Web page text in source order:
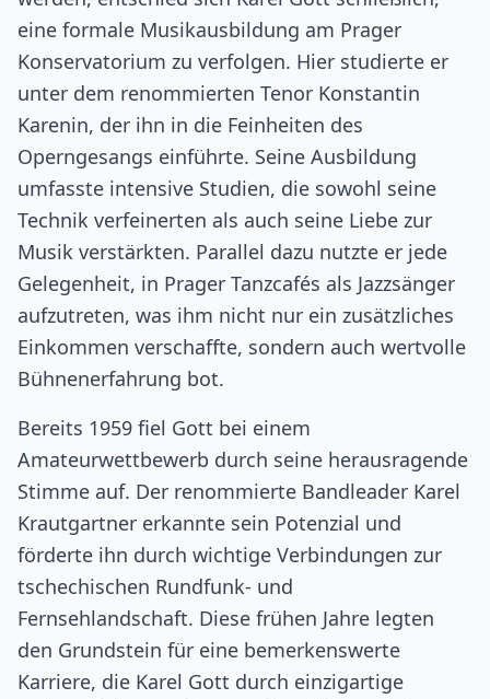
eine formale Musikausbildung am Prager
Konservatorium zu verfolgen. Hier studierte er
unter dem renommierten Tenor Konstantin
Karenin, der ihn in die Feinheiten des
Operngesangs einführte. Seine Ausbildung
umfasste intensive Studien, die sowohl seine
Technik verfeinerten als auch seine Liebe zur
Musik verstärkten. Parallel dazu nutzte er jede
Gelegenheit, in Prager Tanzcafés als Jazzsänger
aufzutreten, was ihm nicht nur ein zusätzliches
Einkommen verschaffte, sondern auch wertvolle
Bühnenerfahrung bot.
Bereits 1959 fiel Gott bei einem
Amateurwettbewerb durch seine herausragende
Stimme auf. Der renommierte Bandleader Karel
Krautgartner erkannte sein Potenzial und
förderte ihn durch wichtige Verbindungen zur
tschechischen Rundfunk- und
Fernsehlandschaft. Diese frühen Jahre legten
den Grundstein für eine bemerkenswerte
Karriere, die Karel Gott durch einzigartige